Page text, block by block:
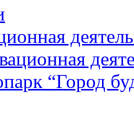
“Город